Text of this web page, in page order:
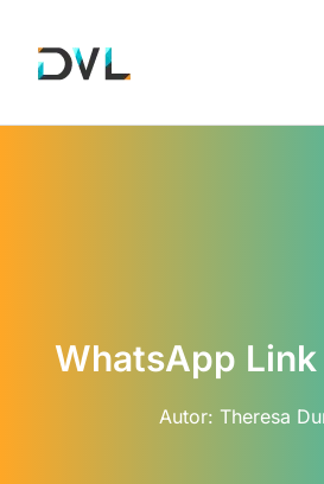
WhatsApp
Autor: Theresa